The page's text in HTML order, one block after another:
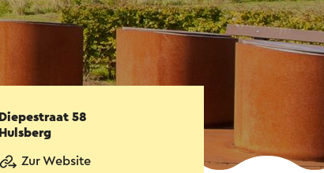
Diepestraat 58
Hulsberg
Zur Website